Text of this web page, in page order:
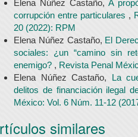
Elena Núñez Castaño, A
corrupción entre particulares ,
20 (2022): RPM
Elena Núñez Castaño, El
sociales: ¿un “camino sin
enemigo? , Revista Penal
Elena Núñez Castaño, La
delitos de financiación ilegal
México: Vol. 6 Núm. 11-12
similares